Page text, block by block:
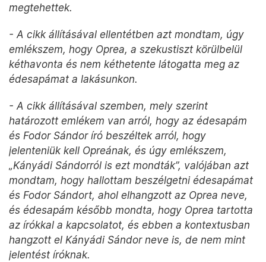
megtehettek.
- A cikk állításával ellentétben azt mondtam, úgy
emlékszem, hogy Oprea, a szekustiszt körülbelül
kéthavonta és nem kéthetente látogatta meg az
édesapámat a lakásunkon.
- A cikk állításával szemben, mely szerint
határozott emlékem van arról, hogy az édesapám
és Fodor Sándor író beszéltek arról, hogy
jelenteniük kell Opreának, és úgy emlékszem,
„Kányádi Sándorról is ezt mondták”, valójában azt
mondtam, hogy hallottam beszélgetni édesapámat
és Fodor Sándort, ahol elhangzott az Oprea neve,
és édesapám később mondta, hogy Oprea tartotta
az írókkal a kapcsolatot, és ebben a kontextusban
hangzott el Kányádi Sándor neve is, de nem mint
jelentést íróknak.